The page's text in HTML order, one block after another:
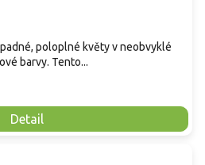
Detail
poloplné květy v neobvyklé
barvy. Tento...